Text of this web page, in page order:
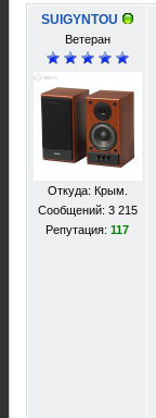
SUIGYNTOU
Ветеран
Откуда: Крым.
Сообщений: 3 215
Репутация: 117